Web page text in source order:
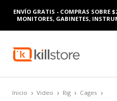
ENVÍO GRATIS - COMPRAS SOBRE
MONITORES, GABINETES,
Inicio Video Rig
Cages